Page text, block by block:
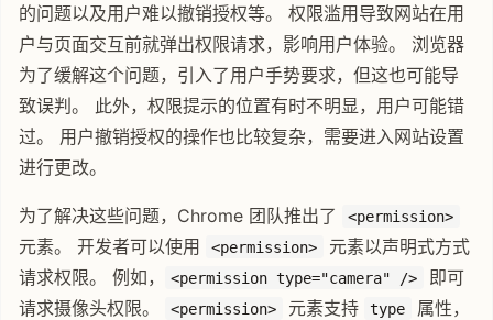
的问题以及用户难以撤销授权等。 权限滥用导致网站在用
户与页面交互前就弹出权限请求，影响用户体验。 浏览器
为了缓解这个问题，引入了用户手势要求，但这也可能导
致误判。 此外，权限提示的位置有时不明显，用户可能错
过。 用户撤销授权的操作也比较复杂，需要进入网站设置
进行更改。
为了解决这些问题，Chrome 团队推出了 <permission>
元素。 开发者可以使用 <permission>
元素以声明式方式
请求权限。 例如，
<permission type="camera" />
即可
请求摄像头权限。
<permission> 元素支持 type
属性，